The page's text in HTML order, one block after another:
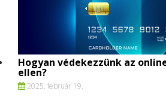
Hogyan védekezzünk az
ellen?
2025. február 19.